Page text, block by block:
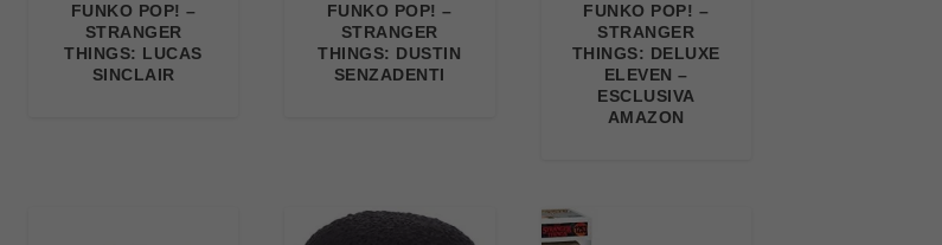
FUNKO POP! –
STRANGER
THINGS: LUCAS
SINCLAIR
FUNKO POP! –
STRANGER
THINGS: DUSTIN
SENZADENTI
FUNKO POP! –
STRANGER
THINGS: DELUXE
ELEVEN –
ESCLUSIVA
AMAZON